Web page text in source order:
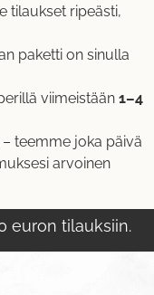
tilaukset ripeästi,
paketti on sinulla
viimeistään 1–4
teemme joka päivä
arvoinen
euron tilauksiin.